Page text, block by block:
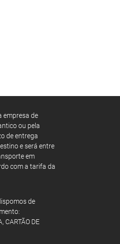
empresa de
ou pela
de entrega
e será entre
em
com a tarifa da
de
CARTÃO DE